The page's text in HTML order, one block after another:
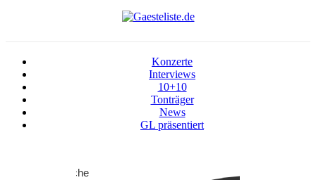
Konzerte
Interviews
10+10
Tonträger
News
GL präsentiert
Suche